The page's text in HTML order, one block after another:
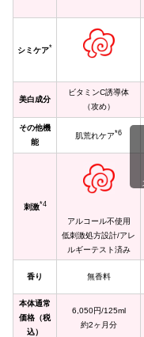
シミケア*
美白成分
ビタミンC誘導体
（攻め）
その他機
能
肌荒れケア*6
刺激*4
アルコール不使用
低刺激処方設計/アレ
ルギーテスト済み
香り 無香料
本体通常
価格（税
込）
6,050円/125ml
約2ヶ月分